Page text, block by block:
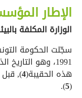
الإطار
الوزارة المكلفة
سجّلت الحكومة
1991، وهو
هذه الحقيبة(4), قبل
(
5
).